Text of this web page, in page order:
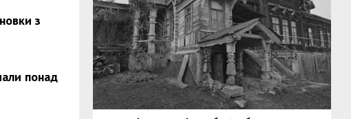
з
понад